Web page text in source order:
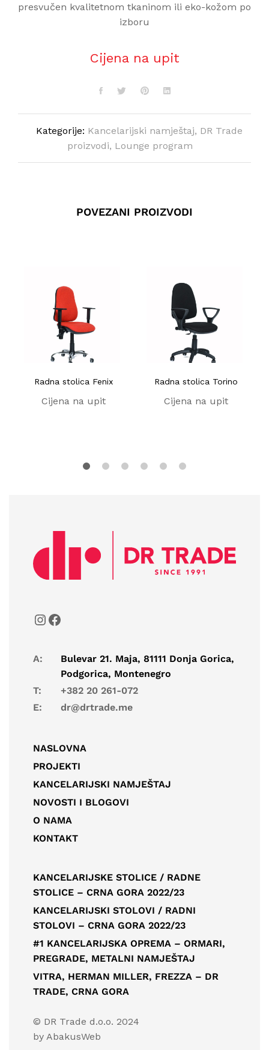
presvučen kvalitetnom tkaninom ili eko-kožom po
izboru
Cijena na upit
Kategorije: Kancelarijski namještaj, DR Trade
proizvodi, Lounge program
POVEZANI PROIZVODI
Radna stolica Fenix
Cijena na upit
Radna stolica Torino
Cijena na upit
A:
Bulevar 21. Maja, 81111 Donja Gorica,
Podgorica, Montenegro
T:
+382 20 261-072
E:
dr@drtrade.me
NASLOVNA
PROJEKTI
KANCELARIJSKI NAMJEŠTAJ
NOVOSTI I BLOGOVI
O NAMA
KONTAKT
KANCELARIJSKE STOLICE / RADNE
STOLICE – CRNA GORA 2022/23
KANCELARIJSKI STOLOVI / RADNI
STOLOVI – CRNA GORA 2022/23
#1 KANCELARIJSKA OPREMA – ORMARI,
PREGRADE, METALNI NAMJEŠTAJ
VITRA, HERMAN MILLER, FREZZA – DR
TRADE, CRNA GORA
© DR Trade d.o.o. 2024
by AbakusWeb